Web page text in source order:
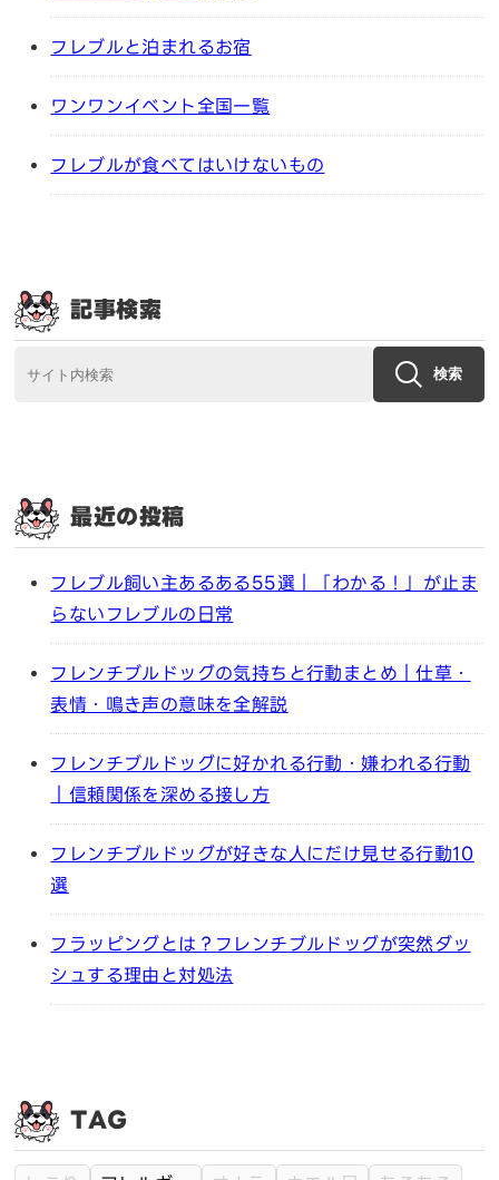
フレブルと泊まれるお宿
ワンワンイベント全国一覧
フレブルが食べてはいけないもの
記事検索
検索
最近の投稿
フレブル飼い主あるある55選｜「わかる！」が止ま
らないフレブルの日常
フレンチブルドッグの気持ちと行動まとめ｜仕草・
表情・鳴き声の意味を全解説
フレンチブルドッグに好かれる行動・嫌われる行動
｜信頼関係を深める接し方
フレンチブルドッグが好きな人にだけ見せる行動10
選
フラッピングとは？フレンチブルドッグが突然ダッ
シュする理由と対処法
TAG